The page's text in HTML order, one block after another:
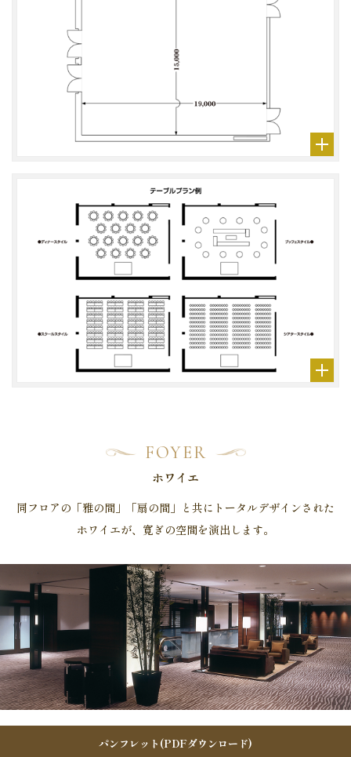
FOYER
ホワイエ
同フロアの「雅の間」「扇の間」と共にトータルデザインされた
ホワイエが、寛ぎの空間を演出します。
パンフレット(PDFダウンロード)